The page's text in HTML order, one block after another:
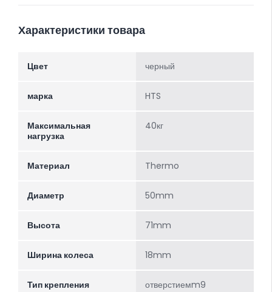
Характеристики товара
Цвет черный
марка HTS
Максимальная
нагрузка
40кг
Материал Thermo
Диаметр 50mm
Высота 71mm
Ширина колеса 18mm
Тип крепления отверстиемm9